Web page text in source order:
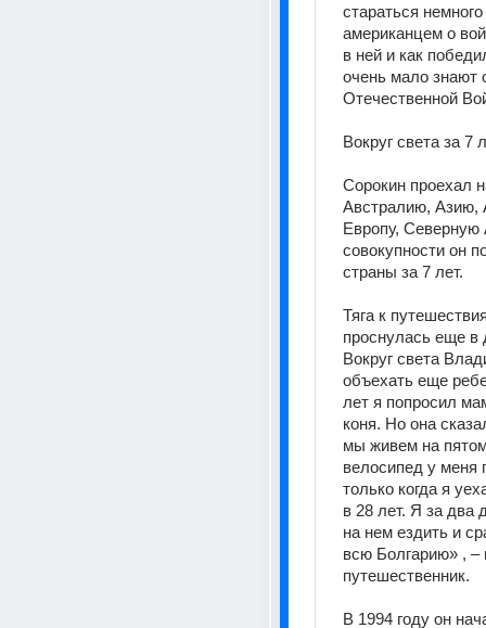
стараться
американцем о
в ней и как
очень мало знают
Отечественной
Вокруг света за 7
Сорокин проехал
Австралию, Азию,
Европу, Северную
совокупности он
страны за 7 лет.
Тяга к
проснулась еще в
Вокруг света
объехать еще
лет я попросил
коня. Но она
мы живем на
велосипед у меня
только когда я
в 28 лет. Я за два
на нем ездить и
всю Болгарию» , –
путешественник.
В 1994 году он